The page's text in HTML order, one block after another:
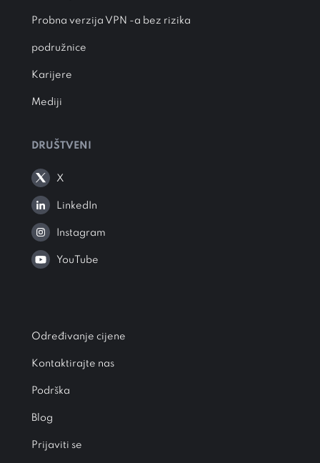
Probna verzija VPN -a bez rizika
podružnice
Karijere
Mediji
DRUŠTVENI
X
LinkedIn
Instagram
YouTube
Određivanje cijene
Kontaktirajte nas
Podrška
Blog
Prijaviti se